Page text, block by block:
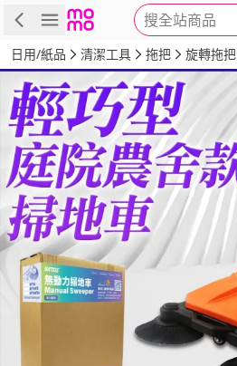
搜全站商品
商品 評價 詳情
日用/紙品 清潔工具 拖把 旋轉拖把